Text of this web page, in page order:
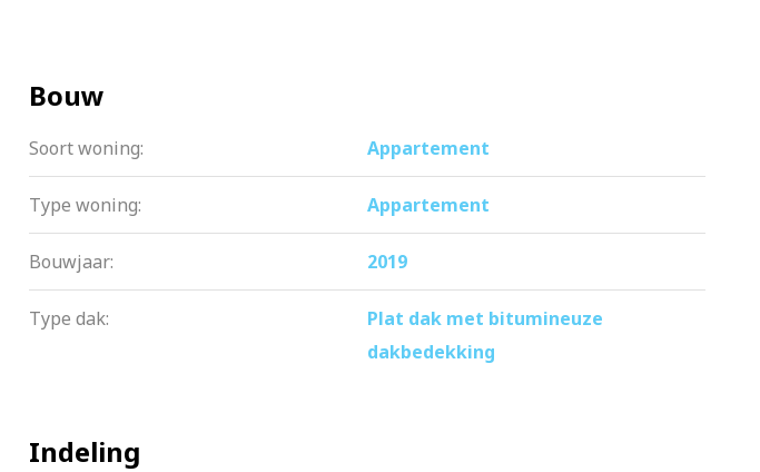
Beide lekker licht door de grote raampartijen en via de tweede
garage. De vaste parkeerplaats is voorzien van een laadpaal.
de oudste stadsparken van Amsterdam, het Westerpark. Een ideale
centrum binnen handbereik! Voor de dagelijkse boodschappen is
gezellige cafés en restaurantjes. Het Westerpark biedt
cultuur. De bus brengt je binnen 10 minuten naar het
Bouw
Soort woning: Appartement
Type woning: Appartement
Bouwjaar: 2019
Type dak:
Plat dak met bitumineuze
dakbedekking
Indeling